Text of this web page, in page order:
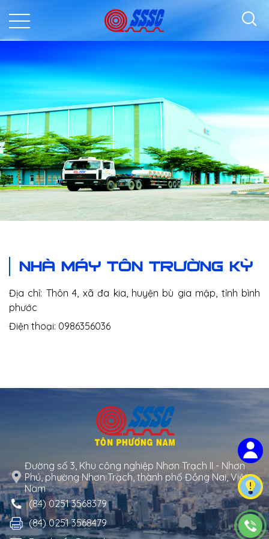
NHÀ MÁY TÔN TRƯỜNG KỲ
Địa chỉ: Thôn 4, xã đa kia, huyện bù gia mập, tỉnh bình
phước
Điện thoại: 0986356036
Đường số 3, Khu công nghiệp Nhơn Trạch II - Nhơn
Phú, phường Nhơn Trạch, thành phố Đồng Nai, Việt
Nam
(84) 0251 3568379
(84) 0251 3568479